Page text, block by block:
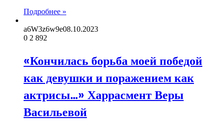
Подробнее »
a6W3z6w9e08.10.2023
0 2 892
«Кончилась борьба моей победой
как девушки и поражением как
актрисы…» Харрасмент Веры
Васильевой